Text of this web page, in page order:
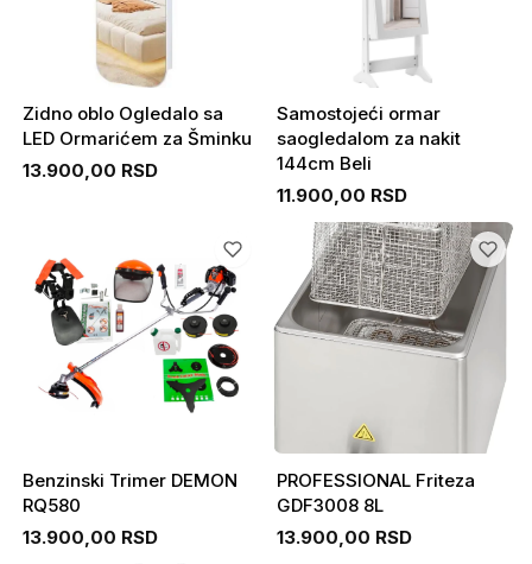
Zidno oblo Ogledalo sa
LED Ormarićem za Šminku
13.900,00 RSD
Samostojeći ormar
saogledalom za nakit
144cm Beli
11.900,00 RSD
Benzinski Trimer DEMON
RQ580
13.900,00 RSD
PROFESSIONAL Friteza
GDF3008 8L
13.900,00 RSD